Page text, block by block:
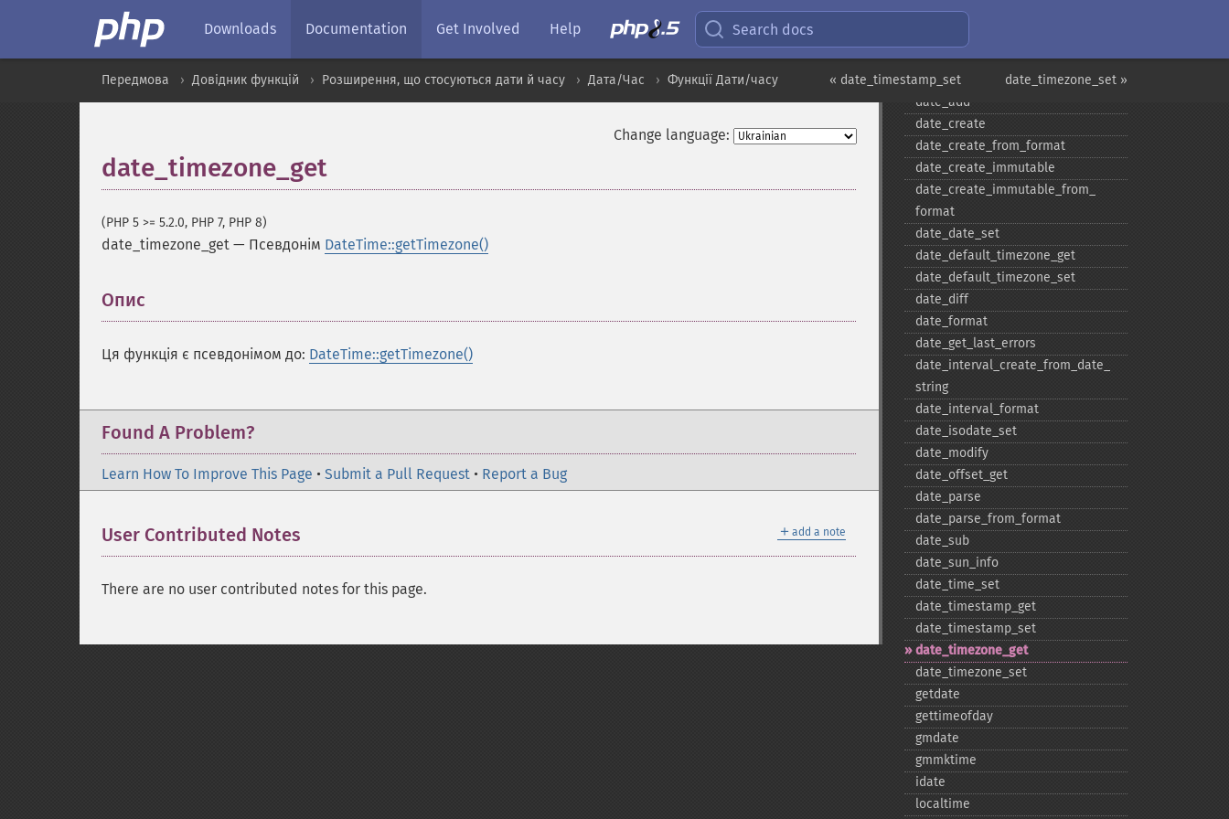
Downloads Documentation Get Involved Help Search docs
date_timezone_set »
« date_timestamp_set
Передмова Довідник функцій Розширення, що стосуються дати й часу Дата/Час Функції Дати/часу
Change language:
date_timezone_get
(PHP 5 >= 5.2.0, PHP 7, PHP 8)
date_timezone_get — Псевдонім DateTime::getTimezone()
Опис
Ця функція є псевдонімом до: DateTime::getTimezone()
Found A Problem?
Learn How To Improve This Page • Submit a Pull Request • Report a Bug
＋ add a note
User Contributed Notes
There are no user contributed notes for this page.
checkdate
date
date_​add
date_​create
date_​create_​from_​format
date_​create_​immutable
date_​create_​immutable_​from_​
format
date_​date_​set
date_​default_​timezone_​get
date_​default_​timezone_​set
date_​diff
date_​format
date_​get_​last_​errors
date_​interval_​create_​from_​date_​
string
date_​interval_​format
date_​isodate_​set
date_​modify
date_​offset_​get
date_​parse
date_​parse_​from_​format
date_​sub
date_​sun_​info
date_​time_​set
date_​timestamp_​get
date_​timestamp_​set
date_​timezone_​get
date_​timezone_​set
getdate
gettimeofday
gmdate
gmmktime
idate
localtime